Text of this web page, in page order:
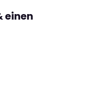
einen